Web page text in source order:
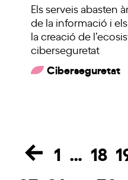
Els serveis abasten
de la informació i
la creació de
ciberseguretat
Ciberseguretat
Page
1 … 18